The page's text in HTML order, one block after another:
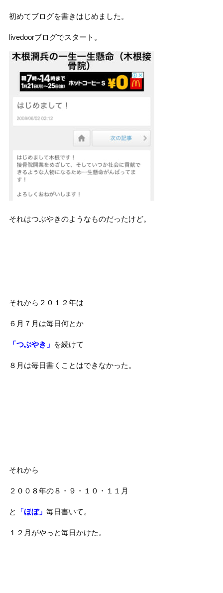
初めてブログを書きはじめました。
livedoorブログでスタート。
それはつぶやきのようなものだったけど。
それから２０１２年は
６月７月は毎日何とか
「つぶやき」 を続けて
８月は毎日書くことはできなかった。
それから
２００８年の８・９・１０・１１月
と 「ほぼ」 毎日書いて。
１２月がやっと毎日かけた。